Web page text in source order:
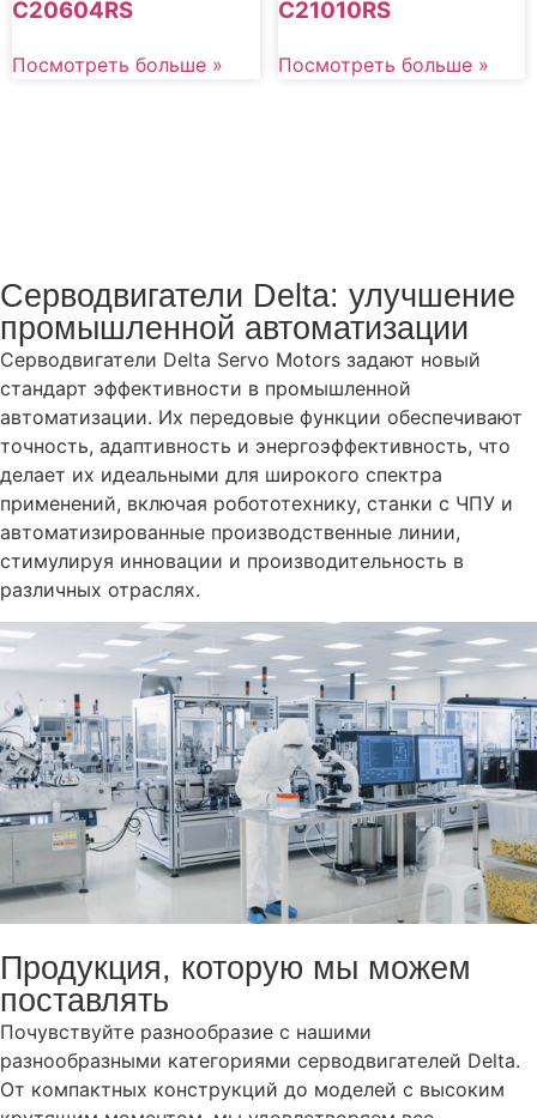
C20604RS
Посмотреть больше »
C21010RS
Посмотреть больше »
Серводвигатели Delta: улучшение
промышленной автоматизации
Серводвигатели Delta Servo Motors задают новый
стандарт эффективности в промышленной
автоматизации. Их передовые функции обеспечивают
точность, адаптивность и энергоэффективность, что
делает их идеальными для широкого спектра
применений, включая робототехнику, станки с ЧПУ и
автоматизированные производственные линии,
стимулируя инновации и производительность в
различных отраслях.
Продукция, которую мы можем
поставлять
Почувствуйте разнообразие с нашими
разнообразными категориями серводвигателей Delta.
От компактных конструкций до моделей с высоким